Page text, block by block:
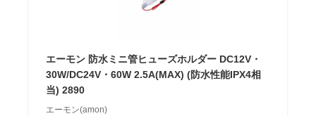
エーモン 防水ミニ管ヒューズホルダー DC12V・
30W/DC24V・60W 2.5A(MAX) (防水性能IPX4相
当) 2890
エーモン(amon)